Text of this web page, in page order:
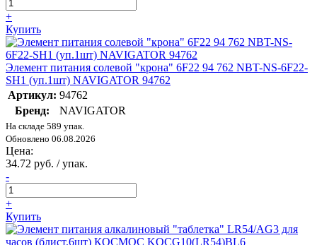
+
Купить
Элемент питания солевой "крона" 6F22 94 762 NBT-NS-6F22-
SH1 (уп.1шт) NAVIGATOR 94762
Артикул: 94762
Бренд:
NAVIGATOR
На складе 589 упак.
Обновлено 06.08.2026
Цена:
34.72 руб. / упак.
-
+
Купить